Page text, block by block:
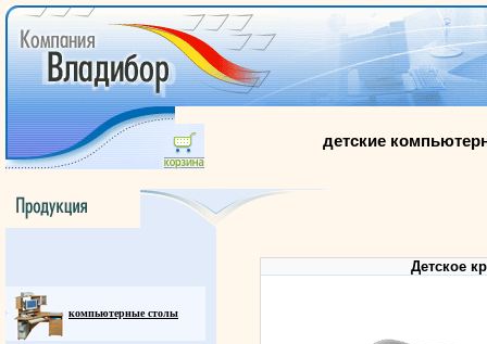
детские
компьютерные столы
Детское